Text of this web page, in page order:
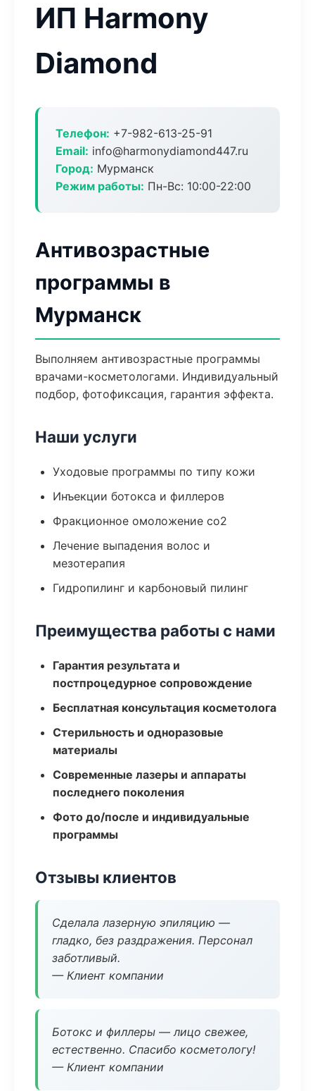
ИП Harmony
Diamond
Телефон: +7-982-613-25-91
Email: info@harmonydiamond447.ru
Город: Мурманск
Режим работы: Пн-Вс: 10:00-22:00
Антивозрастные
программы в
Мурманск
Выполняем антивозрастные программы
врачами-косметологами. Индивидуальный
подбор, фотофиксация, гарантия эффекта.
Наши услуги
Уходовые программы по типу кожи
Инъекции ботокса и филлеров
Фракционное омоложение co2
Лечение выпадения волос и
мезотерапия
Гидропилинг и карбоновый пилинг
Преимущества работы с нами
Гарантия результата и
постпроцедурное сопровождение
Бесплатная консультация косметолога
Стерильность и одноразовые
материалы
Современные лазеры и аппараты
последнего поколения
Фото до/после и индивидуальные
программы
Отзывы клиентов
Сделала лазерную эпиляцию —
гладко, без раздражения. Персонал
заботливый.
— Клиент компании
Ботокс и филлеры — лицо свежее,
естественно. Спасибо косметологу!
— Клиент компании